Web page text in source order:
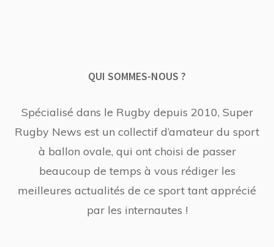
QUI SOMMES-NOUS ?
Spécialisé dans le Rugby depuis 2010, Super
Rugby News est un collectif d’amateur du sport
à ballon ovale, qui ont choisi de passer
beaucoup de temps à vous rédiger les
meilleures actualités de ce sport tant apprécié
par les internautes !